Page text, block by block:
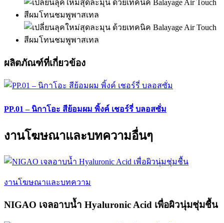
ผลิตภัณฑ์ที่เกี่ยวข้อง
PP.01 – นิกาโอะ สีย้อมผม พิ้งค์ เชอร์รี่ บลอสซั่ม
งานโฆษณาและบทความอื่นๆ
งานโฆษณาและบทความ
NIGAO เจลอาบน้ำ Hyaluronic Acid เพื่อผิวนุ่มชุ่มชื้น